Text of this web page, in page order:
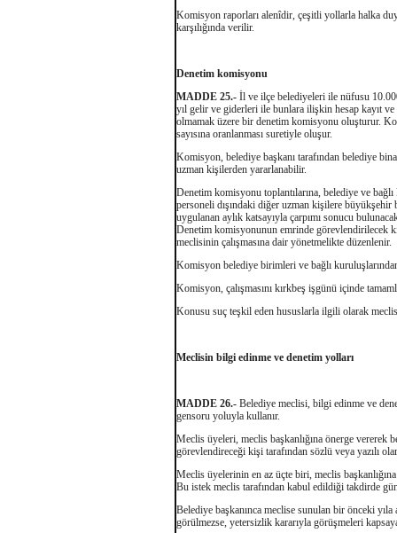
Komisyon raporları alenîdir, çeşitli yollarla halka
karşılığında verilir.
Denetim komisyonu
MADDE 25.- İl ve ilçe belediyeleri ile nüfusu
yıl gelir ve giderleri ile bunlara ilişkin hesap kayıt
olmamak üzere bir denetim komisyonu oluşturur.
sayısına oranlanması suretiyle oluşur.
Komisyon, belediye başkanı tarafından belediye
uzman kişilerden yararlanabilir.
Denetim komisyonu toplantılarına, belediye ve
personeli dışındaki diğer uzman kişilere
uygulanan aylık katsayıyla çarpımı sonucu
Denetim komisyonunun emrinde görevlendirilecek
meclisinin çalışmasına dair yönetmelikte düzenlenir.
Komisyon belediye birimleri ve bağlı
Komisyon, çalışmasını kırkbeş işgünü içinde
Konusu suç teşkil eden hususlarla ilgili olarak
Meclisin bilgi edinme ve denetim yolları
MADDE 26.- Belediye meclisi, bilgi edinme ve
gensoru yoluyla kullanır.
Meclis üyeleri, meclis başkanlığına önerge vererek
görevlendireceği kişi tarafından sözlü veya yazılı
Meclis üyelerinin en az üçte biri, meclis
Bu istek meclis tarafından kabul edildiği takdirde
Belediye başkanınca meclise sunulan bir önceki
görülmezse, yetersizlik kararıyla görüşmeleri